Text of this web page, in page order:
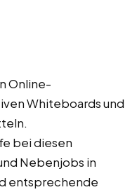
Online-
Whiteboards und
bei diesen
Nebenjobs in
entsprechende